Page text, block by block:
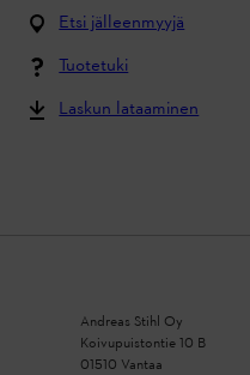
Etsi jälleenmyyjä
Tuotetuki
Laskun lataaminen
Andreas Stihl Oy
Koivupuistontie 10 B
01510 Vantaa